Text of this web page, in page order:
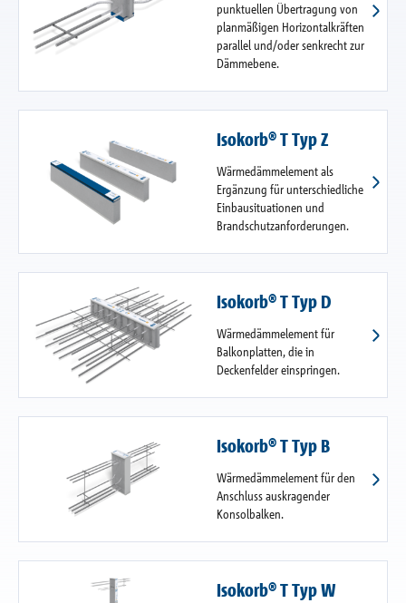
punktuellen Übertragung von
planmäßigen Horizontalkräften
parallel und/oder senkrecht zur
Dämmebene.
Isokorb® T Typ Z
Wärmedämmelement als
Ergänzung für unterschiedliche
Einbausituationen und
Brandschutzanforderungen.
Isokorb® T Typ D
Wärmedämmelement für
Balkonplatten, die in
Deckenfelder einspringen.
Isokorb® T Typ B
Wärmedämmelement für den
Anschluss auskragender
Konsolbalken.
Isokorb® T Typ W